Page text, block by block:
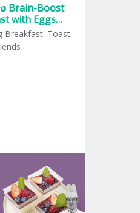
Brain-Boost
with Eggs
Breakfast: Toast